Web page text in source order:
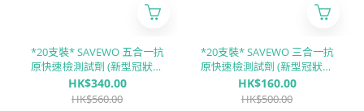
*20支裝* SAVEWO 五合一抗
原快速檢測試劑 (新型冠狀病
毒(Covid-19) / 甲型流感病毒
(Influenza A) / 乙型流感病毒
HK$340.00
HK$560.00
*20支裝* SAVEWO 三合一抗
原快速檢測試劑 (新型冠狀病
毒 COVID-19 / 甲型流感病毒
Flu A / 乙型流感病毒 Flu B)
HK$160.00
HK$500.00